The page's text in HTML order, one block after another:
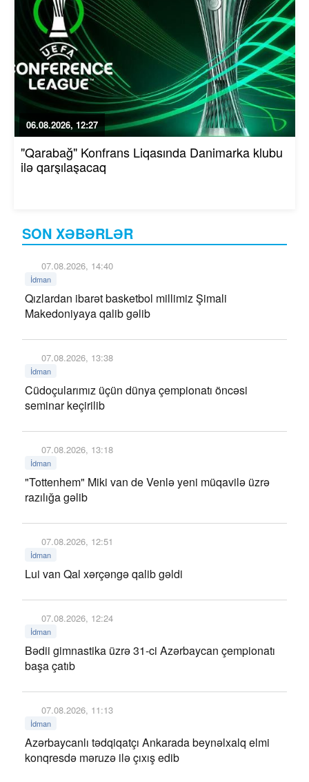
SON XƏBƏRLƏR
07.08.2026, 14:40
İdman
Qızlardan ibarət basketbol millimiz Şimali
Makedoniyaya qalib gəlib
07.08.2026, 13:38
İdman
Cüdoçularımız üçün dünya çempionatı öncəsi
seminar keçirilib
07.08.2026, 13:18
İdman
"Tottenhem" Miki van de Venlə yeni müqavilə üzrə
razılığa gəlib
07.08.2026, 12:51
İdman
Lui van Qal xərçəngə qalib gəldi
07.08.2026, 12:24
İdman
Bədii gimnastika üzrə 31-ci Azərbaycan çempionatı
başa çatıb
07.08.2026, 11:13
İdman
Azərbaycanlı tədqiqatçı Ankarada beynəlxalq elmi
konqresdə məruzə ilə çıxış edib
06.08.2026, 12:27
"Qarabağ" Konfrans Liqasında Danimarka klubu
ilə qarşılaşacaq